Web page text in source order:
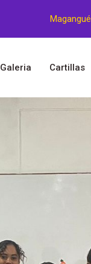
Magangué
Galeria Cartillas